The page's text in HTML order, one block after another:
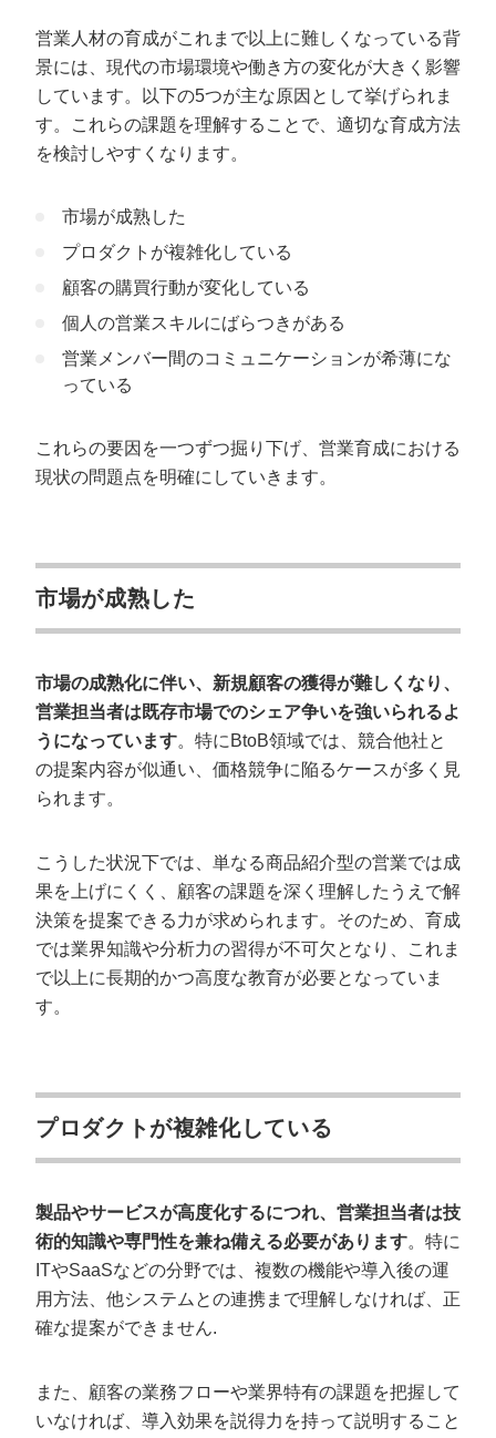
育成マニュアルがない/内容が不足している
営業が苦手な人の3つの特徴
現実的な売上目標を設定できていない
成果へのノウハウ・知見を聞こうとしない
営業人材の育成もカリトルくんにお任せく
ださい
営業人材の育成がこれまで以上に難しくなっている背
景には、現代の市場環境や働き方の変化が大きく影響
しています。以下の5つが主な原因として挙げられま
す。これらの課題を理解することで、適切な育成方法
を検討しやすくなります。
市場が成熟した
プロダクトが複雑化している
顧客の購買行動が変化している
個人の営業スキルにばらつきがある
営業メンバー間のコミュニケーションが希薄にな
っている
これらの要因を一つずつ掘り下げ、営業育成における
現状の問題点を明確にしていきます。
市場が成熟した
市場の成熟化に伴い、新規顧客の獲得が難しくなり、
営業担当者は既存市場でのシェア争いを強いられるよ
うになっています。特にBtoB領域では、競合他社と
の提案内容が似通い、価格競争に陥るケースが多く見
られます。
こうした状況下では、単なる商品紹介型の営業では成
果を上げにくく、顧客の課題を深く理解したうえで解
決策を提案できる力が求められます。そのため、育成
では業界知識や分析力の習得が不可欠となり、これま
で以上に長期的かつ高度な教育が必要となっていま
す。
プロダクトが複雑化している
製品やサービスが高度化するにつれ、営業担当者は技
術的知識や専門性を兼ね備える必要があります。特に
ITやSaaSなどの分野では、複数の機能や導入後の運
用方法、他システムとの連携まで理解しなければ、正
確な提案ができません.
また、顧客の業務フローや業界特有の課題を把握して
いなければ、導入効果を説得力を持って説明すること